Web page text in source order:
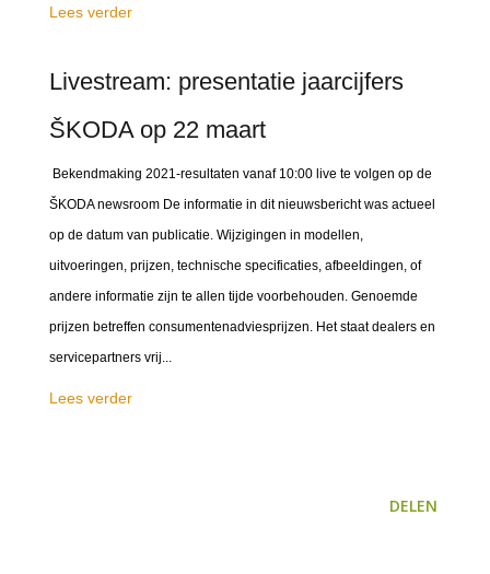
Lees verder
Livestream: presentatie jaarcijfers
ŠKODA op 22 maart
Bekendmaking 2021-resultaten vanaf 10:00 live te volgen op de
ŠKODA newsroom De informatie in dit nieuwsbericht was actueel
op de datum van publicatie. Wijzigingen in modellen,
uitvoeringen, prijzen, technische specificaties, afbeeldingen, of
andere informatie zijn te allen tijde voorbehouden. Genoemde
prijzen betreffen consumentenadviesprijzen. Het staat dealers en
servicepartners vrij...
Lees verder
DELEN